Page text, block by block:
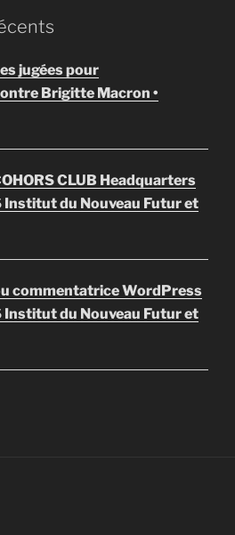
jugées pour
Brigitte Macron •
CLUB Headquarters
Institut du Nouveau Futur et
commentatrice WordPress
Institut du Nouveau Futur et